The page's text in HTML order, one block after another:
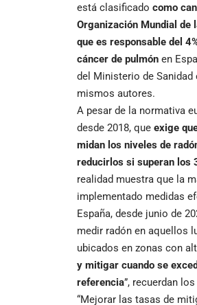
está clasificado como
Organización Mundial de
que es responsable del
cáncer de pulmón en
del Ministerio de Sanidad
mismos autores.
A pesar de la normativa
desde 2018, que exige
midan los niveles de
reducirlos si superan los
realidad muestra que la
implementado medidas
España, desde junio de
medir radón en aquellos
ubicados en zonas con
y mitigar cuando se
referencia”, recuerdan
“Mejorar las tasas de